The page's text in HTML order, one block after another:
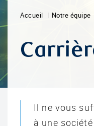
Accueil Notre équipe
Il ne vous
à une